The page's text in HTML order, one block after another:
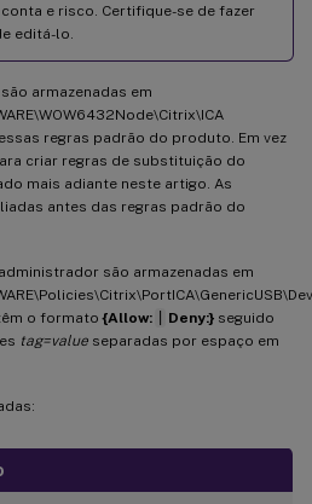
e risco. Certifique-se de fazer
editá-lo.
armazenadas em
regras padrão do produto. Em vez
criar regras de substituição do
mais adiante neste artigo. As
antes das regras padrão do
são armazenadas em
o formato{Allow: Deny:}seguido
tag=value separadas por espaço em